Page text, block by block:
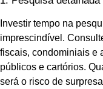
Investir tempo na
imprescindível.
fiscais, condominiais e
públicos e cartórios.
será o risco de